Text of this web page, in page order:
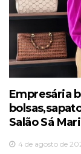
Empresária
Salão Sá
4 de agosto de